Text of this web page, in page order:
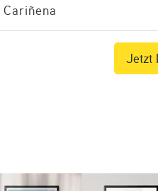
Jetzt